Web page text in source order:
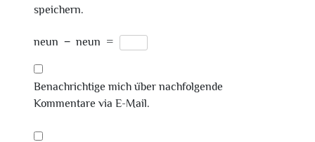
speichern.
neun − neun =
Benachrichtige mich über nachfolgende
Kommentare via E-Mail.